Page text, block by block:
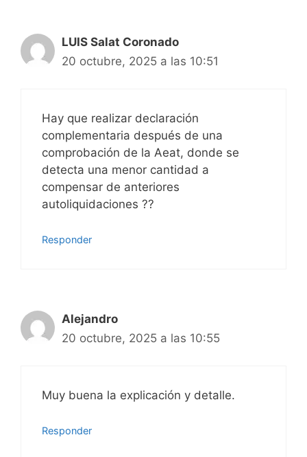
LUIS Salat Coronado
20 octubre, 2025 a las 10:51
Hay que realizar declaración
complementaria después de una
comprobación de la Aeat, donde se
detecta una menor cantidad a
compensar de anteriores
autoliquidaciones ??
Responder
Alejandro
20 octubre, 2025 a las 10:55
Muy buena la explicación y detalle.
Responder